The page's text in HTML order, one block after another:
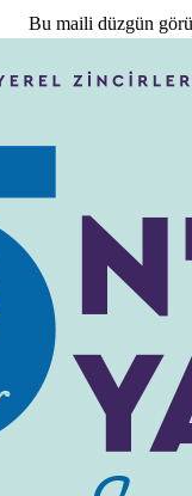
Bu maili düzgün